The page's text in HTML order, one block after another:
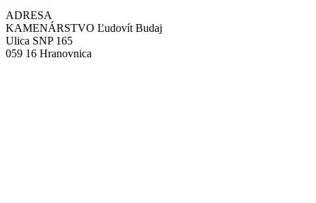
ADRESA
KAMENÁRSTVO Ľudovít Budaj
Ulica SNP 165
059 16 Hranovnica